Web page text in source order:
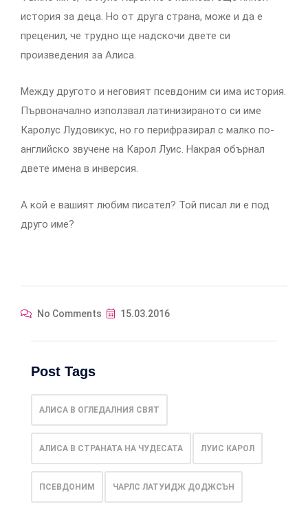
история за деца. Но от друга страна, може и да е
преценил, че трудно ще надскочи двете си
произведения за Алиса.
Между другото и неговият псевдоним си има история.
Първоначално използвал латинизираното си име
Каролус Лудовикус, но го перифразирал с малко по-
английско звучене на Карол Луис. Накрая обърнал
двете имена в инверсия.
А кой е вашият любим писател? Той писал ли е под
друго име?
No Comments 15.03.2016
Post Tags
АЛИСА В ОГЛЕДАЛНИЯ СВЯТ
АЛИСА В СТРАНАТА НА ЧУДЕСАТА ЛУИС КАРОЛ
ПСЕВДОНИМ ЧАРЛС ЛАТУИДЖ ДОДЖСЪН